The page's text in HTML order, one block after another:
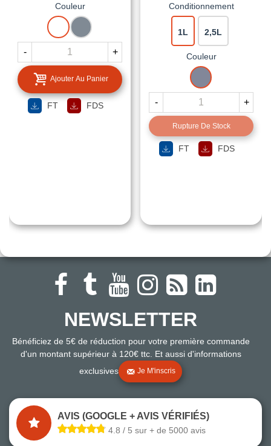
Couleur
BLANC GRIS
- +
Ajouter Au Panier
FT FDS
Conditionnement
1L 2,5L
Couleur
ARGENT
- +
Rupture De Stock
FT FDS
NEWSLETTER
Bénéficiez de 5€ de réduction pour votre première commande
d'un montant supérieur à 120€ ttc. Et aussi d'informations
exclusives
Je M'inscris
AVIS (GOOGLE + AVIS VÉRIFIÉS)
4.8 / 5 sur + de 5000 avis